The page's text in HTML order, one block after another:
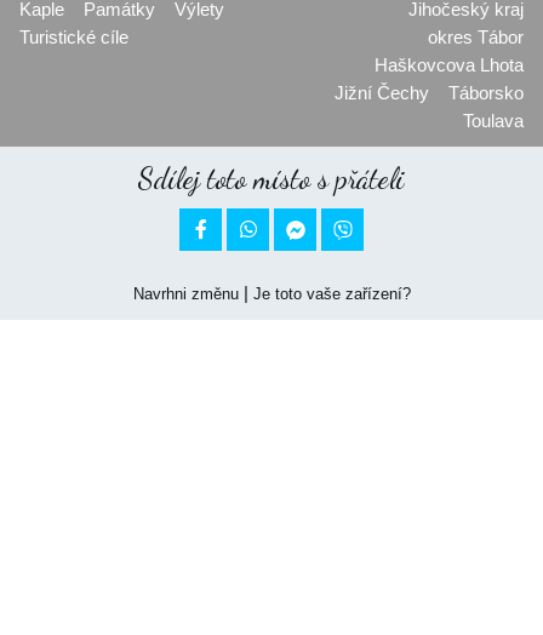
Kaple Památky
Výlety
Turistické cíle
Jihočeský kraj
okres Tábor
Haškovcova Lhota
Jižní Čechy
Táborsko
Toulava
Sdílej toto místo s přáteli
 
Navrhni změnu| Je toto vaše zařízení?